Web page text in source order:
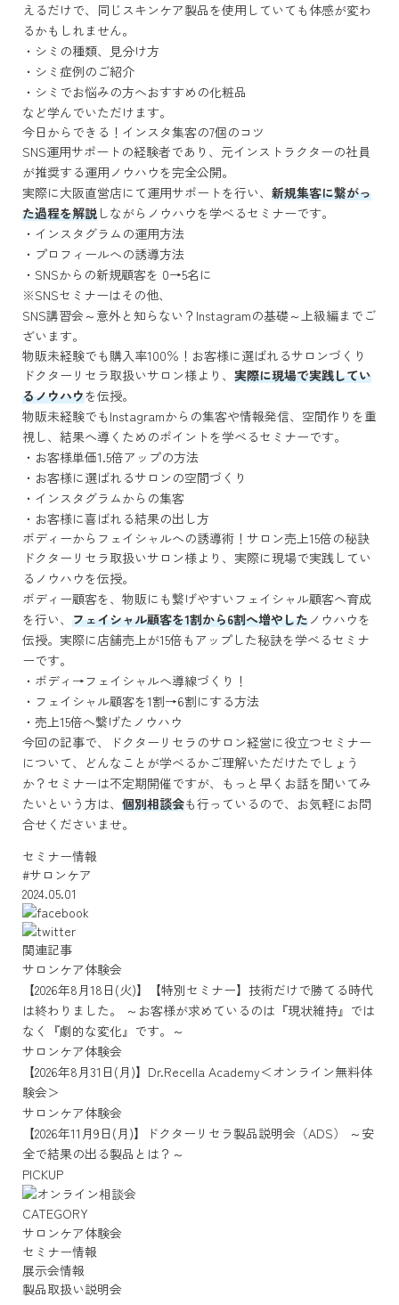
えるだけで、同じスキンケア製品を使用していても体感が変わ
るかもしれません。
・シミの種類、見分け方
・シミ症例のご紹介
・シミでお悩みの方へおすすめの化粧品
など学んでいただけます。
今日からできる！インスタ集客の7個のコツ
SNS運用サポートの経験者であり、元インストラクターの社員
が推奨する運用ノウハウを完全公開。
実際に大阪直営店にて運用サポートを行い、 新規集客に繋がっ
た過程を解説 しながらノウハウを学べるセミナーです。
・インスタグラムの運用方法
・プロフィールへの誘導方法
・SNSからの新規顧客を 0→5名に
※SNSセミナーはその他、
SNS講習会～意外と知らない？Instagramの基礎～上級編までご
ざいます。
物販未経験でも購入率100％！お客様に選ばれるサロンづくり
ドクターリセラ取扱いサロン様より、 実際に現場で実践してい
るノウハウを伝授。
物販未経験でもInstagramからの集客や情報発信、空間作りを重
視し、結果へ導くためのポイントを学べるセミナーです。
・お客様単価1.5倍アップの方法
・お客様に選ばれるサロンの空間づくり
・インスタグラムからの集客
・お客様に喜ばれる結果の出し方
ボディーからフェイシャルへの誘導術！サロン売上15倍の秘訣
ドクターリセラ取扱いサロン様より、実際に現場で実践してい
るノウハウを伝授。
ボディー顧客を、物販にも繋げやすいフェイシャル顧客へ育成
を行い、 フェイシャル顧客を1割から6割へ増やしたノウハウを
伝授。実際に店舗売上が15倍もアップした秘訣を学べるセミナ
ーです。
・ボディ→フェイシャルへ導線づくり！
・フェイシャル顧客を1割→6割にする方法
・売上15倍へ繋げたノウハウ
今回の記事で、ドクターリセラのサロン経営に役立つセミナー
について、どんなことが学べるかご理解いただけたでしょう
か？セミナーは不定期開催ですが、もっと早くお話を聞いてみ
たいという方は、 個別相談会も行っているので、お気軽にお問
合せくださいませ。
セミナー情報
#サロンケア
2024.05.01
関連記事
サロンケア体験会
【2026年8月18日(火)】【特別セミナー】技術だけで勝てる時代
は終わりました。 ～お客様が求めているのは『現状維持』では
なく『劇的な変化』です。～
サロンケア体験会
【2026年8月31日(月)】Dr.Recella Academy＜オンライン無料体
験会＞
サロンケア体験会
【2026年11月9日(月)】ドクターリセラ製品説明会（ADS） ～安
全で結果の出る製品とは？～
PICKUP
CATEGORY
サロンケア体験会
セミナー情報
展示会情報
製品取扱い説明会